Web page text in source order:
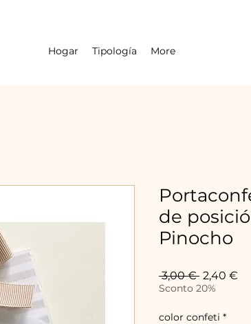
Hogar Tipología More
de
Pinocho
3,00 € Precio
2,40 €
Sconto 20%
color confeti *